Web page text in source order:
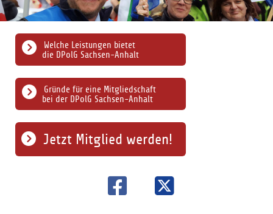
Gründe für eine Mitgliedschaft
bei der DPolG Sachsen-Anhalt
Welche Leistungen bietet
die DPolG Sachsen-Anhalt
Jetzt Mitglied werden!